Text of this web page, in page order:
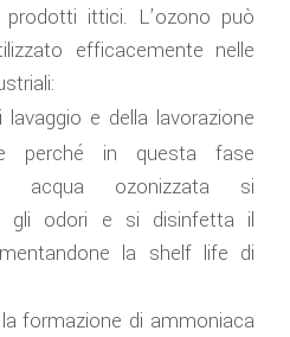
ittici. L’ozono può
efficacemente nelle
lavaggio e della lavorazione
perché in questa fase
acqua ozonizzata si
gli odori e si disinfetta il
la shelf life di
formazione di ammoniaca